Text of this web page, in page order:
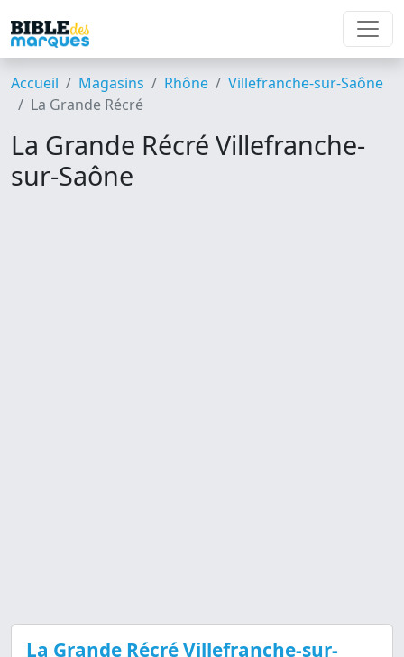
Accueil Magasins Rhône
Villefranche-sur-Saône
La Grande Récré
La Grande Récré Villefranche-
sur-Saône
La Grande Récré Villefranche-sur-